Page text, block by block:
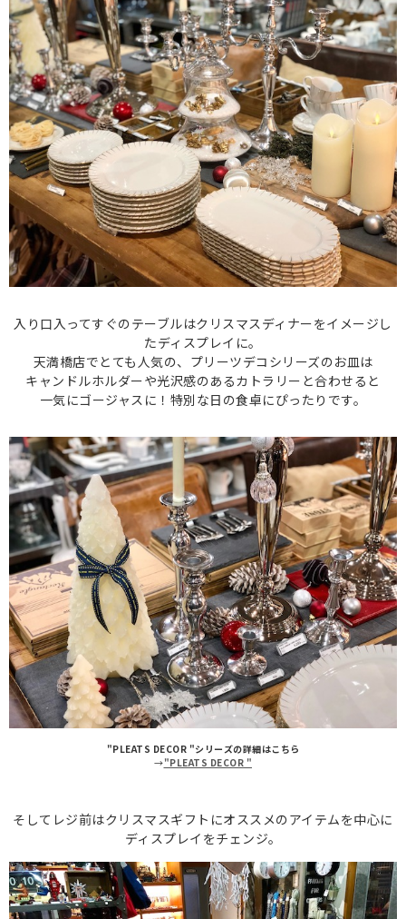
入り口入ってすぐのテーブルはクリスマスディナーをイメージし
たディスプレイに。
天満橋店でとても人気の、プリーツデコシリーズのお皿は
キャンドルホルダーや光沢感のあるカトラリーと合わせると
一気にゴージャスに！特別な日の食卓にぴったりです。
"PLEATS DECOR "シリーズの詳細はこちら
→"PLEATS DECOR "
そしてレジ前はクリスマスギフトにオススメのアイテムを中心に
ディスプレイをチェンジ。